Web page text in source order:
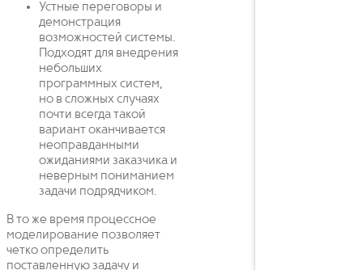
Устные переговоры и
демонстрация
возможностей системы.
Подходят для внедрения
небольших
программных систем,
но в сложных случаях
почти всегда такой
вариант оканчивается
неоправданными
ожиданиями заказчика и
неверным пониманием
задачи подрядчиком.
В то же время процессное
моделирование позволяет
четко определить
поставленную задачу и